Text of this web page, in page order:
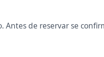
de reservar se